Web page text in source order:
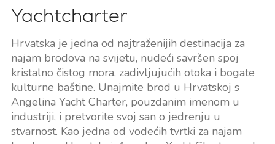
Yachtcharter
Hrvatska je jedna od najtraženijih destinacija za
najam brodova na svijetu, nudeći savršen spoj
kristalno čistog mora, zadivljujućih otoka i bogate
kulturne baštine. Unajmite brod u Hrvatskoj s
Angelina Yacht Charter, pouzdanim imenom u
industriji, i pretvorite svoj san o jedrenju u
stvarnost. Kao jedna od vodećih tvrtki za najam